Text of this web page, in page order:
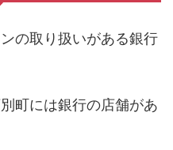
の取り扱いがある銀行
町には銀行の店舗があ